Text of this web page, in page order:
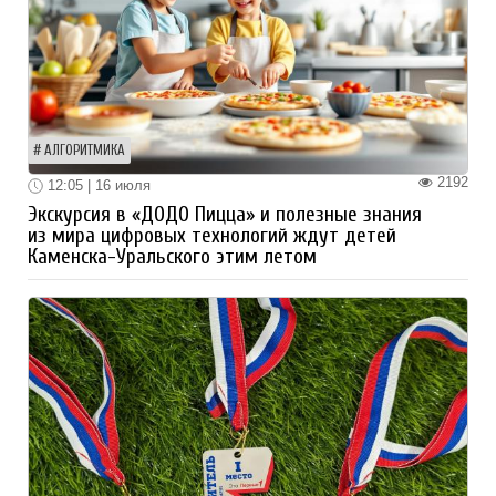
АЛГОРИТМИКА
2192
12:05 | 16 июля
Экскурсия в «ДОДО Пицца» и полезные знания
из мира цифровых технологий ждут детей
Каменска-Уральского этим летом